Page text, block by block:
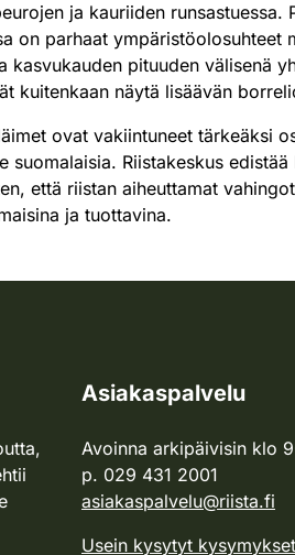
ja kauriiden
on parhaat
kasvukauden pituuden välisenä
kuitenkaan näytä lisäävän
ovat vakiintuneet tärkeäksi
suomalaisia. Riistakeskus
että riistan aiheuttamat
ja tuottavina.
Asiakaspalvelu
Avoinna arkipäivisin klo
p. 029 431 2001
asiakaspalvelu@riista.fi
Usein kysytyt kysymykset